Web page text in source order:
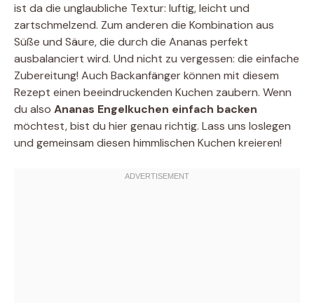
ist da die unglaubliche Textur: luftig, leicht und
zartschmelzend. Zum anderen die Kombination aus
Süße und Säure, die durch die Ananas perfekt
ausbalanciert wird. Und nicht zu vergessen: die einfache
Zubereitung! Auch Backanfänger können mit diesem
Rezept einen beeindruckenden Kuchen zaubern. Wenn
du also Ananas Engelkuchen einfach backen
möchtest, bist du hier genau richtig. Lass uns loslegen
und gemeinsam diesen himmlischen Kuchen kreieren!